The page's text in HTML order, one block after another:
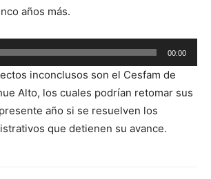
años más.
00:00
inconclusos son el Cesfam de
Alto, los cuales podrían retomar sus
año si se resuelven los
que detienen su avance.